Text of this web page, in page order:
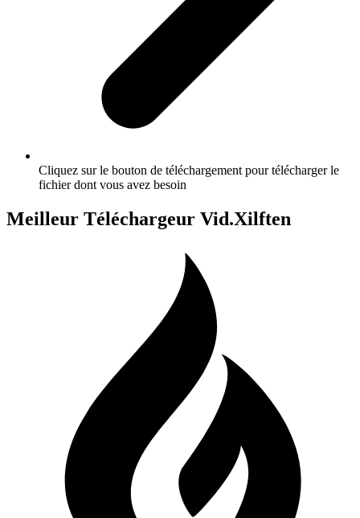
Cliquez sur le bouton de téléchargement pour télécharger le
fichier dont vous avez besoin
Meilleur Téléchargeur Vid.Xilften